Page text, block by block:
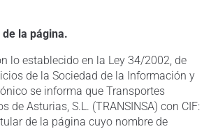
la página.
lo establecido en la Ley 34/2002, de
de la Sociedad de la Información y
se informa que Transportes
de Asturias, S.L. (TRANSINSA) con CIF:
de la página cuyo nombre de